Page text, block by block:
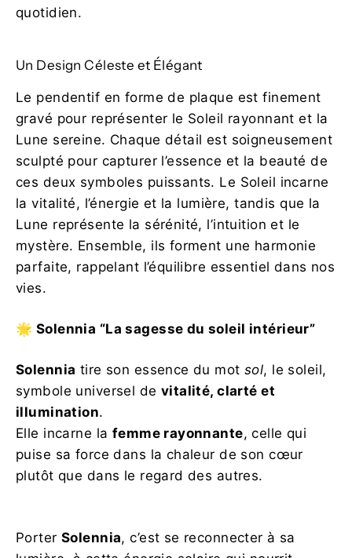
quotidien.
Un Design Céleste et Élégant
Le pendentif en forme de plaque est finement
gravé pour représenter le Soleil rayonnant et la
Lune sereine. Chaque détail est soigneusement
sculpté pour capturer l’essence et la beauté de
ces deux symboles puissants. Le Soleil incarne
la vitalité, l’énergie et la lumière, tandis que la
Lune représente la sérénité, l’intuition et le
mystère. Ensemble, ils forment une harmonie
parfaite, rappelant l’équilibre essentiel dans nos
vies.
🌟 Solennia “La sagesse du soleil intérieur”
Solennia tire son essence du motsol, le soleil,
symbole universel de vitalité, clarté et
illumination.
Elle incarne la femme rayonnante, celle qui
puise sa force dans la chaleur de son cœur
plutôt que dans le regard des autres.
Porter Solennia, c’est se reconnecter à sa